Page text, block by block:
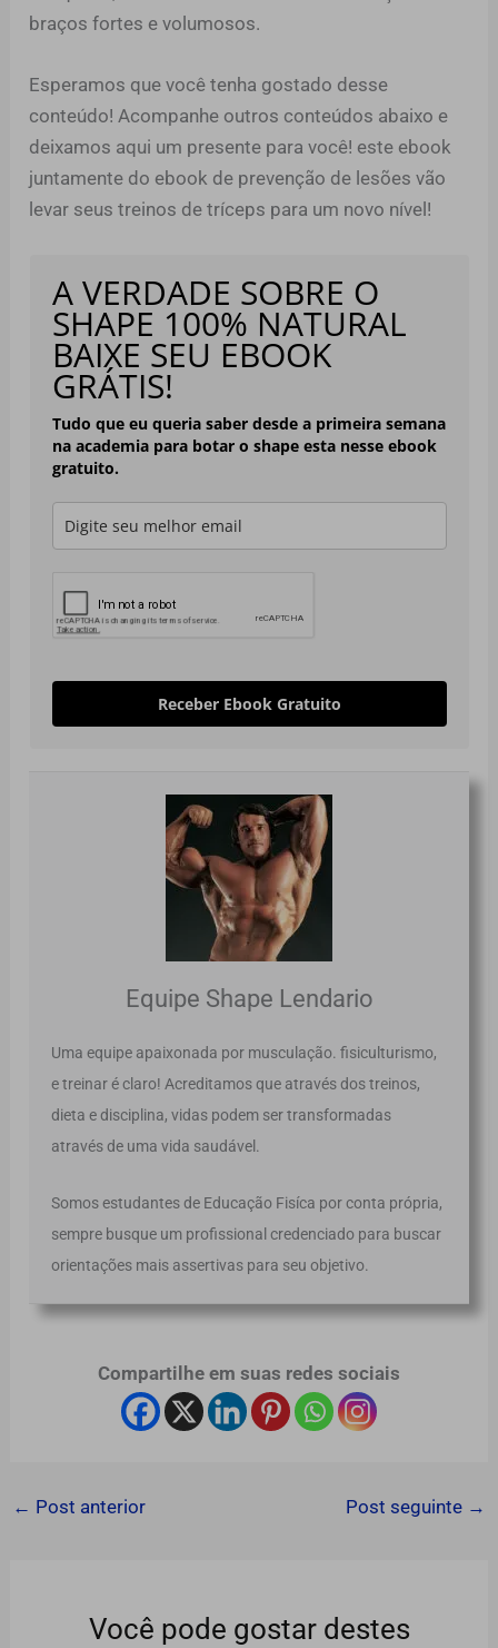
braços fortes e volumosos.
Esperamos que você tenha gostado desse
conteúdo! Acompanhe outros conteúdos abaixo e
deixamos aqui um presente para você! este ebook
juntamente do ebook de prevenção de lesões vão
levar seus treinos de tríceps para um novo nível!
A VERDADE SOBRE O
SHAPE 100% NATURAL
BAIXE SEU EBOOK
GRÁTIS!
Tudo que eu queria saber desde a primeira semana
na academia para botar o shape esta nesse ebook
gratuito.
Receber Ebook Gratuito
Equipe Shape Lendario
Uma equipe apaixonada por musculação. fisiculturismo,
e treinar é claro! Acreditamos que através dos treinos,
dieta e disciplina, vidas podem ser transformadas
através de uma vida saudável.
Somos estudantes de Educação Fisíca por conta própria,
sempre busque um profissional credenciado para buscar
orientações mais assertivas para seu objetivo.
Compartilhe em suas redes sociais
← Post anterior Post seguinte →
Você pode gostar destes